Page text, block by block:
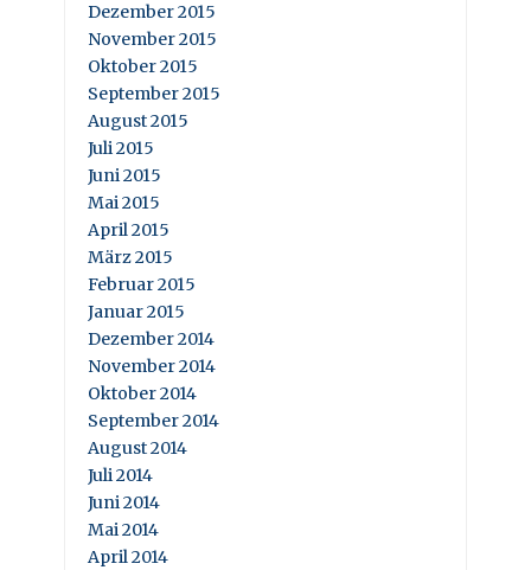
Dezember 2015
November 2015
Oktober 2015
September 2015
August 2015
Juli 2015
Juni 2015
Mai 2015
April 2015
März 2015
Februar 2015
Januar 2015
Dezember 2014
November 2014
Oktober 2014
September 2014
August 2014
Juli 2014
Juni 2014
Mai 2014
April 2014